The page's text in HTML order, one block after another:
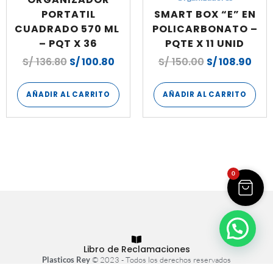
PORTATIL
CUADRADO 570 ML
– PQT X 36
S/136.80 S/100.80
AÑADIR AL CARRITO
SMART BOX “E” EN
POLICARBONATO –
PQTE X 11 UNID
S/150.00 S/108.90
AÑADIR AL CARRITO
Libro de Reclamaciones
Plasticos Rey© 2023 - Todos los derechos reservados
0